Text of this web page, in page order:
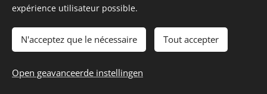
Toevoegen aan de winkelwagen
Talen
Français
Nederlands
expérience utilisateur possible.
N'acceptez que le nécessaire Tout accepter
Open geavanceerde instellingen